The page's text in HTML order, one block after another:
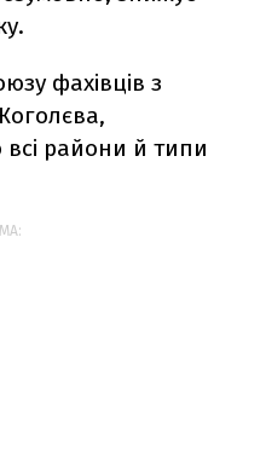
фахівців з
райони й типи